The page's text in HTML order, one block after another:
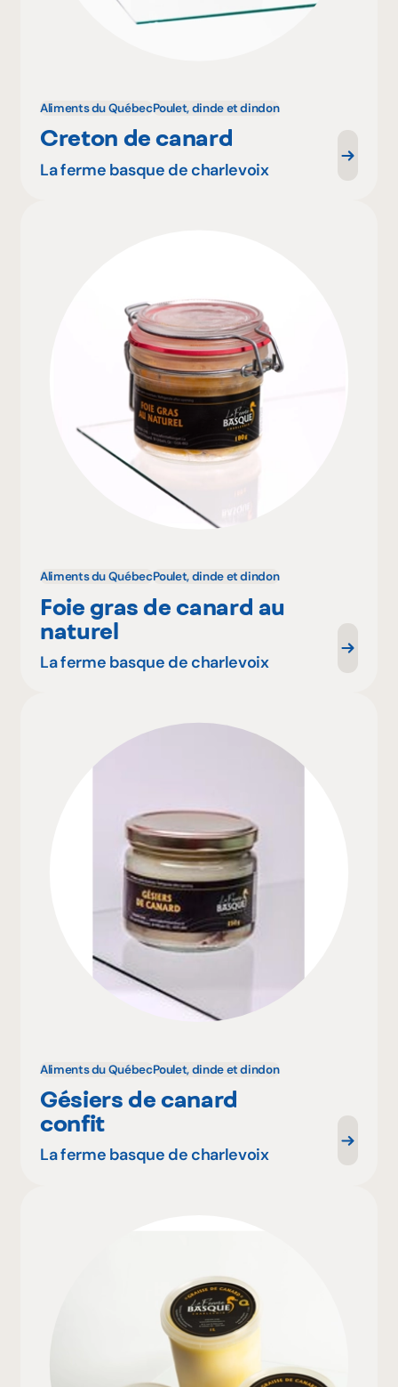
Aliments du QuébecPoulet, dinde et dindon
Creton de canard
La ferme basque de charlevoix
Aliments du QuébecPoulet, dinde et dindon
Foie gras de canard au
naturel
La ferme basque de charlevoix
Aliments du QuébecPoulet, dinde et dindon
Gésiers de canard
confit
La ferme basque de charlevoix